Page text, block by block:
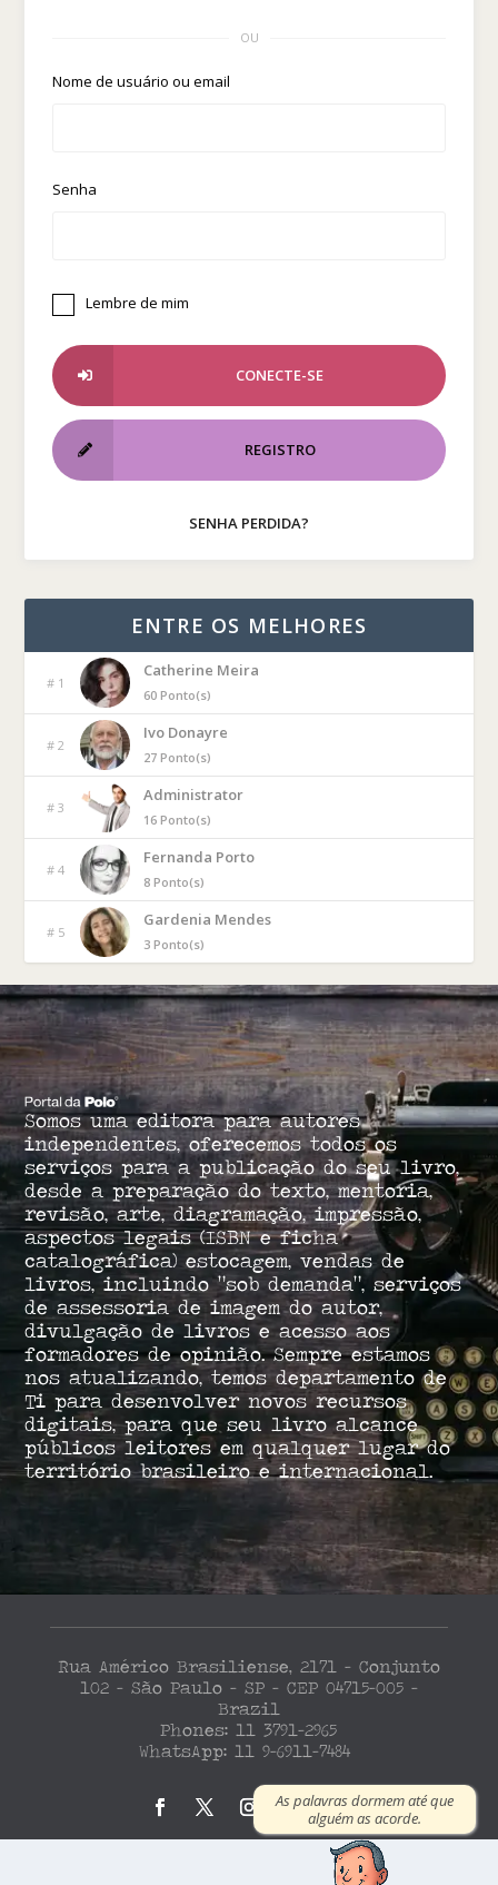
OU
Nome de usuário ou email
Senha
Lembre de mim
CONECTE-SE
REGISTRO
SENHA PERDIDA?
ENTRE OS MELHORES
# 1
Catherine Meira
60 Ponto(s)
# 2
Ivo Donayre
27 Ponto(s)
# 3
Administrator
16 Ponto(s)
# 4
Fernanda Porto
8 Ponto(s)
# 5
Gardenia Mendes
3 Ponto(s)
Somos uma editora para autores
independentes, oferecemos todos os
serviços para a publicação do seu livro,
desde a preparação do texto, mentoria,
revisão, arte, diagramação, impressão,
aspectos legais (ISBN e ficha
catalográfica) estocagem, vendas de
livros, incluindo “sob demanda”, serviços
de assessoria de imagem do autor,
divulgação de livros e acesso aos
formadores de opinião. Sempre estamos
nos atualizando, temos departamento de
Ti para desenvolver novos recursos
digitais, para que seu livro alcance
públicos leitores em qualquer lugar do
território brasileiro e internacional.
Rua Américo Brasiliense, 2171 – Conjunto
102 – São Paulo – SP – CEP 04715-005 –
Brazil
Phones: 11 3791-2965
WhatsApp: 11 9-6911-7484
O silêncio também escreve.